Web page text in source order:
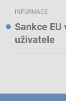
INFORMACE
Sankce
uživatele